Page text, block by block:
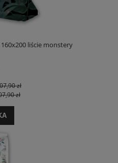
liście monstery
zł
zł